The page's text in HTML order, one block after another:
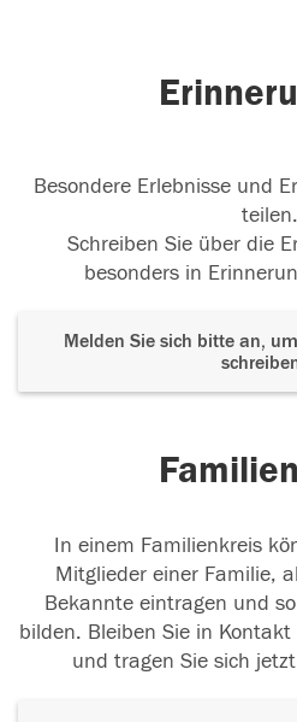
Besondere Erlebnisse und
teilen.
Schreiben Sie über die
besonders in
Melden Sie sich bitte an,
In einem Familienkreis
Mitglieder einer Familie,
Bekannte eintragen und
bilden. Bleiben Sie in
und tragen Sie sich